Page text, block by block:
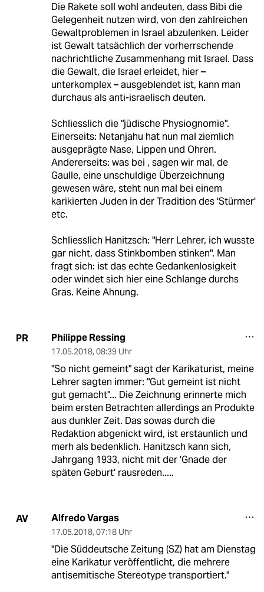
Die Rakete soll wohl andeuten, dass Bibi die
Gelegenheit nutzen wird, von den zahlreichen
Gewaltproblemen in Israel abzulenken. Leider
ist Gewalt tatsächlich der vorherrschende
nachrichtliche Zusammenhang mit Israel. Dass
die Gewalt, die Israel erleidet, hier –
unterkomplex – ausgeblendet ist, kann man
durchaus als anti-israelisch deuten.
Schliesslich die "jüdische Physiognomie".
Einerseits: Netanjahu hat nun mal ziemlich
ausgeprägte Nase, Lippen und Ohren.
Andererseits: was bei , sagen wir mal, de
Gaulle, eine unschuldige Überzeichnung
gewesen wäre, steht nun mal bei einem
karikierten Juden in der Tradition des 'Stürmer'
etc.
Schliesslich Hanitzsch: "Herr Lehrer, ich wusste
gar nicht, dass Stinkbomben stinken". Man
fragt sich: ist das echte Gedankenlosigkeit
oder windet sich hier eine Schlange durchs
Gras. Keine Ahnung.
PR Philippe Ressing
17.05.2018, 08:39 Uhr
"So nicht gemeint" sagt der Karikaturist, meine
Lehrer sagten immer: "Gut gemeint ist nicht
gut gemacht"... Die Zeichnung erinnerte mich
beim ersten Betrachten allerdings an Produkte
aus dunkler Zeit. Das sowas durch die
Redaktion abgenickt wird, ist erstaunlich und
merh als bedenklich. Hanitzsch kann sich,
Jahrgang 1933, nicht mit der 'Gnade der
späten Geburt' rausreden.....
AV Alfredo Vargas
17.05.2018, 07:18 Uhr
"Die Süddeutsche Zeitung (SZ) hat am Dienstag
eine Karikatur veröffentlicht, die mehrere
antisemitische Stereotype transportiert."